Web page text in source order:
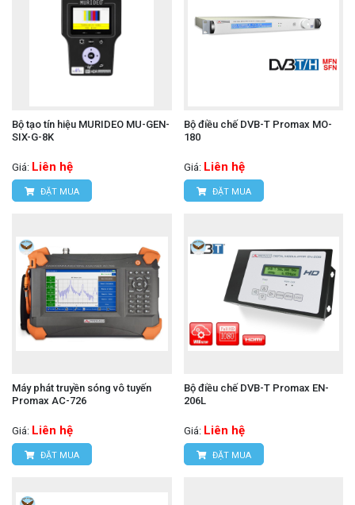
Bộ tạo tín hiệu MURIDEO MU-GEN-
SIX-G-8K
Giá: Liên hệ
ĐẶT MUA
Bộ điều chế DVB-T Promax MO-
180
Giá: Liên hệ
ĐẶT MUA
Máy phát truyền sóng vô tuyến
Promax AC-726
Giá: Liên hệ
ĐẶT MUA
Bộ điều chế DVB-T Promax EN-
206L
Giá: Liên hệ
ĐẶT MUA